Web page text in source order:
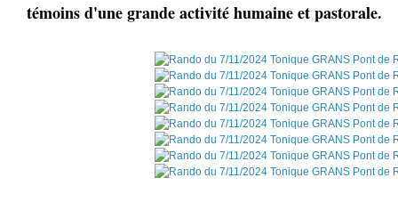
témoins d'une grande activité humaine et pastorale.